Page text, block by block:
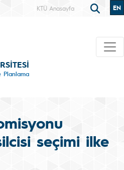
KTÜ Anasayfa EN
Planlama
seçimi ilke